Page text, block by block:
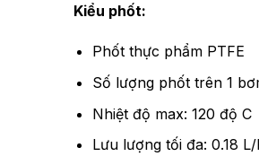
Kiểu phốt:
Phốt thực phẩm PTFE
Số lượng phốt trên 1
Nhiệt độ max: 120 độ C
Lưu lượng tối đa: 0.18 L/